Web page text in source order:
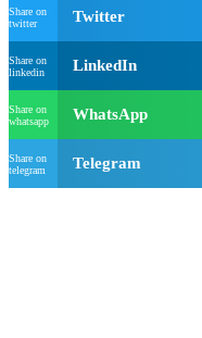
Share on
twitter
Twitter
Share on
linkedin
LinkedIn
Share on
whatsapp
WhatsApp
Share on
telegram
Telegram